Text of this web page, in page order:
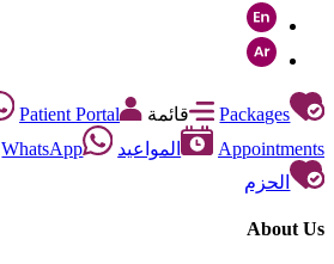
Packages قائمة Patient Portal
Appointments
المواعيد WhatsApp
الحزم
About Us